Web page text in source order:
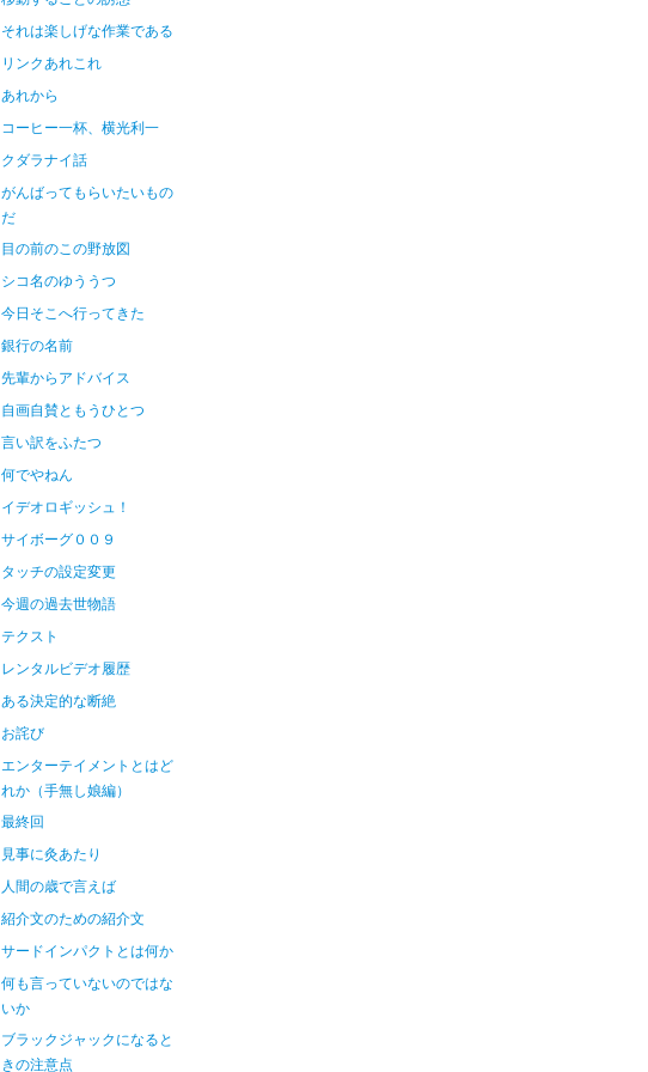
それは楽しげな作業である
リンクあれこれ
あれから
コーヒー一杯、横光利一
クダラナイ話
がんばってもらいたいもの
だ
目の前のこの野放図
シコ名のゆううつ
今日そこへ行ってきた
銀行の名前
先輩からアドバイス
自画自賛ともうひとつ
言い訳をふたつ
何でやねん
イデオロギッシュ！
サイボーグ００９
タッチの設定変更
今週の過去世物語
テクスト
レンタルビデオ履歴
ある決定的な断絶
お詫び
エンターテイメントとはど
れか（手無し娘編）
最終回
見事に灸あたり
人間の歳で言えば
紹介文のための紹介文
サードインパクトとは何か
何も言っていないのではな
いか
ブラックジャックになると
きの注意点